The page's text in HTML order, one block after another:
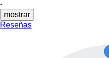
-
mostrar
Reseñas